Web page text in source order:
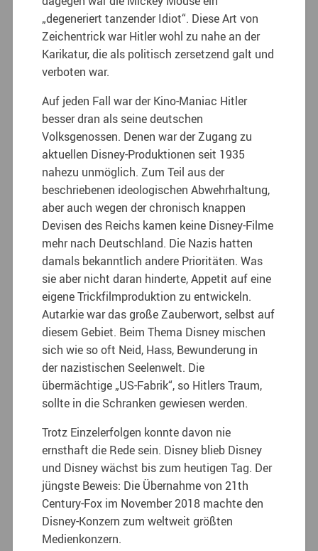
„degeneriert tanzender Idiot“. Diese Art von
Zeichentrick war Hitler wohl zu nahe an der
Karikatur, die als politisch zersetzend galt und
verboten war.
Auf jeden Fall war der Kino-Maniac Hitler
besser dran als seine deutschen
Volksgenossen. Denen war der Zugang zu
aktuellen Disney-Produktionen seit 1935
nahezu unmöglich. Zum Teil aus der
beschriebenen ideologischen Abwehrhaltung,
aber auch wegen der chronisch knappen
Devisen des Reichs kamen keine Disney-Filme
mehr nach Deutschland. Die Nazis hatten
damals bekanntlich andere Prioritäten. Was
sie aber nicht daran hinderte, Appetit auf eine
eigene Trickfilmproduktion zu entwickeln.
Autarkie war das große Zauberwort, selbst auf
diesem Gebiet. Beim Thema Disney mischen
sich wie so oft Neid, Hass, Bewunderung in
der nazistischen Seelenwelt. Die
übermächtige „US-Fabrik“, so Hitlers Traum,
sollte in die Schranken gewiesen werden.
Trotz Einzelerfolgen konnte davon nie
ernsthaft die Rede sein. Disney blieb Disney
und Disney wächst bis zum heutigen Tag. Der
jüngste Beweis: Die Übernahme von 21th
Century-Fox im November 2018 machte den
Disney-Konzern zum weltweit größten
Medienkonzern.